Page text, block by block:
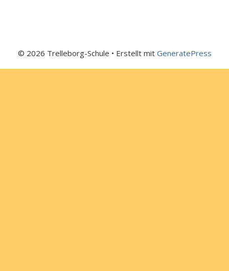
© 2026 Trelleborg-Schule • Erstellt mit GeneratePress